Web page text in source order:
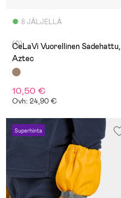
8 JÄLJELLÄ
(0)
CeLaVi Vuorellinen Sadehattu,
Aztec
10,50 €
Ovh: 24,90 €
Superhinta